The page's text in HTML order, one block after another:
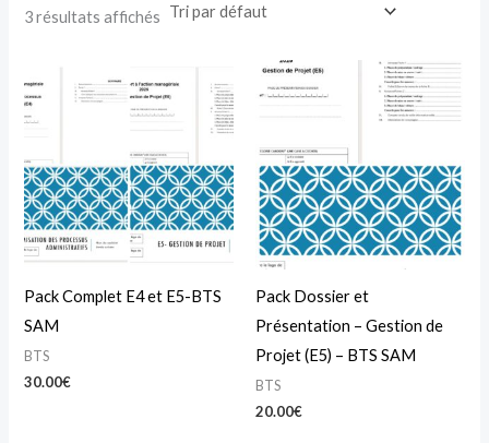
3 résultats affichés
Pack Complet E4 et E5-BTS
SAM
BTS
30.00€
Pack Dossier et
Présentation – Gestion de
Projet (E5) – BTS SAM
BTS
20.00€